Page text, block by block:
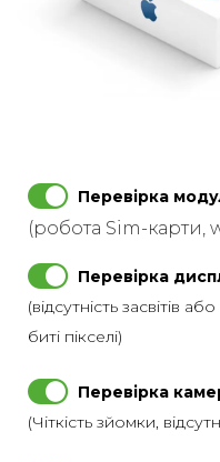
Перевірка
(робота Sim-карти,
Перевірка
(відсутність засвітів
биті пікселі)
Перевірка
(Чіткість зйомки,